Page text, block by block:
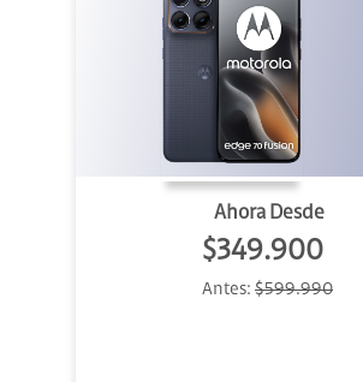
Ahora Desde
$349.900
Antes: $599.990